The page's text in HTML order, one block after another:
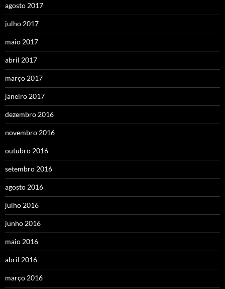
agosto 2017
julho 2017
maio 2017
abril 2017
março 2017
janeiro 2017
dezembro 2016
novembro 2016
outubro 2016
setembro 2016
agosto 2016
julho 2016
junho 2016
maio 2016
abril 2016
março 2016